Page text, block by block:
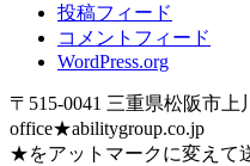
投稿フィード
コメントフィード
WordPress.org
〒515-0041 三重県松阪市上
office★abilitygroup.co.jp
★をアットマークに変えて